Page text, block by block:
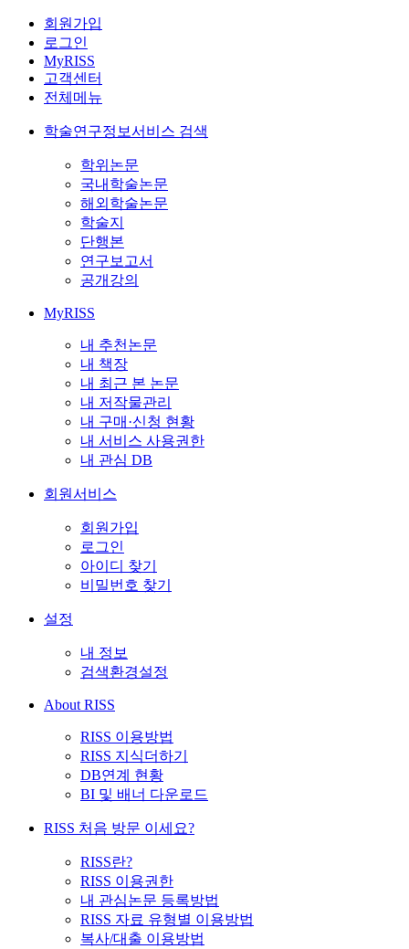
회원가입
로그인
MyRISS
고객센터
전체메뉴
학술연구정보서비스 검색
학위논문
국내학술논문
해외학술논문
학술지
단행본
연구보고서
공개강의
MyRISS
내 추천논문
내 책장
내 최근 본 논문
내 저작물관리
내 구매·신청 현황
내 서비스 사용권한
내 관심 DB
회원서비스
회원가입
로그인
아이디 찾기
비밀번호 찾기
설정
내 정보
검색환경설정
About RISS
RISS 이용방법
RISS 지식더하기
DB연계 현황
BI 및 배너 다운로드
RISS 처음 방문 이세요?
RISS란?
RISS 이용권한
내 관심논문 등록방법
RISS 자료 유형별 이용방법
복사/대출 이용방법